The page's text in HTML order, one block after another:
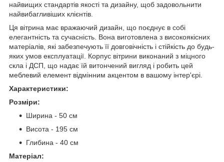
найвищих стандартів якості та дизайну, щоб задовольнити
найвибагливіших клієнтів.
Ця вітрина має вражаючий дизайн, що поєднує в собі
елегантність та сучасність. Вона виготовлена з високоякісних
матеріалів, які забезпечують її довговічність і стійкість до будь-
яких умов експлуатації. Корпус вітрини виконаний з міцного
скла і ДСП, що надає їй витончений вигляд і робить цей
меблевий елемент відмінним акцентом в вашому інтер'єрі.
Характеристики:
Розміри:
Ширина - 50 см
Висота - 195 см
Глибина - 40 см
Матеріал: